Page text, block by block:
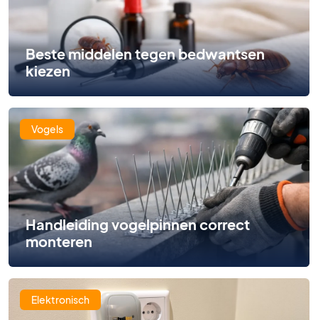
Beste middelen tegen bedwantsen
kiezen
Vogels
Handleiding vogelpinnen correct
monteren
Elektronisch